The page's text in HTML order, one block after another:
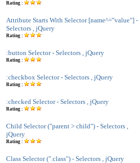
Rating :
Attribute Starts With Selector [name^="value"] -
Selectors , jQuery
Rating :
:button Selector - Selectors , jQuery
Rating :
:checkbox Selector - Selectors , jQuery
Rating :
:checked Selector - Selectors , jQuery
Rating :
Child Selector ("parent > child") - Selectors ,
jQuery
Rating :
Class Selector (".class") - Selectors , jQuery